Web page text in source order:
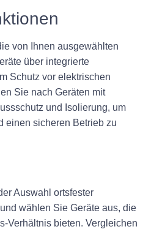
von Ihnen ausgewählten
über integrierte
Schutz vor elektrischen
Sie nach Geräten mit
und Isolierung, um
einen sicheren Betrieb zu
Auswahl ortsfester
wählen Sie Geräte aus, die
Verhältnis bieten. Vergleichen